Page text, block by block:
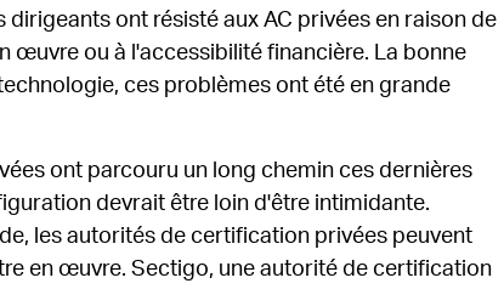
ont résisté aux AC privées en raison de
œuvre ou à l'accessibilité financière. La bonne
ces problèmes ont été en grande
ont parcouru un long chemin ces dernières
devrait être loin d'être intimidante.
les autorités de certification privées peuvent
en œuvre. Sectigo, une autorité de certification